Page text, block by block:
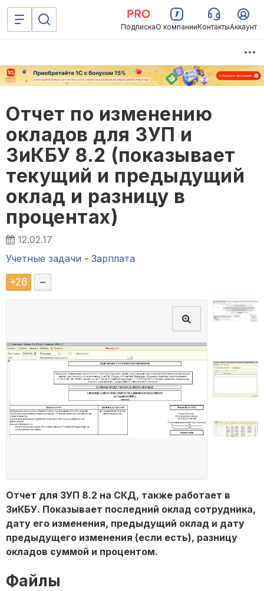
ПодпискаО компанииКонтактыАккаунт
Отчет по изменению
окладов для ЗУП и
ЗиКБУ 8.2 (показывает
текущий и предыдущий
оклад и разницу в
процентах)
12.02.17
Учетные задачи - Зарплата
+26 –
Отчет для ЗУП 8.2 на СКД, также работает в
ЗиКБУ. Показывает последний оклад сотрудника,
дату его изменения, предыдущий оклад и дату
предыдущего изменения (если есть), разницу
окладов суммой и процентом.
Файлы